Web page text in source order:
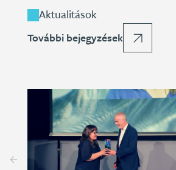
Aktualitások
További bejegyzések